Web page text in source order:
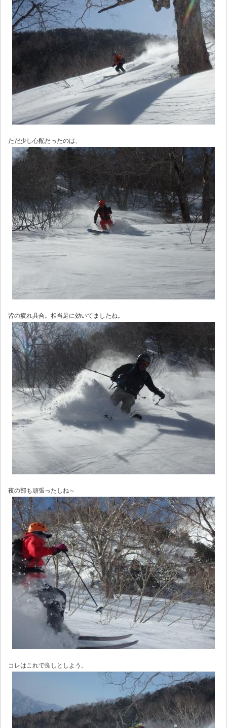
ただ少し心配だったのは、
皆の疲れ具合。相当足に効いてましたね。
夜の部も頑張ったしね～
コレはこれで良しとしよう。